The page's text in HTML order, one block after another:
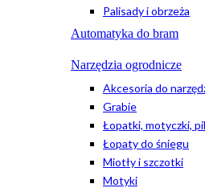
Palisady i obrzeża
Automatyka do bram
Narzędzia ogrodnicze
Akcesoria do
Grabie
Łopatki, motyczki,
Łopaty do śniegu
Miotły i szczotki
Motyki